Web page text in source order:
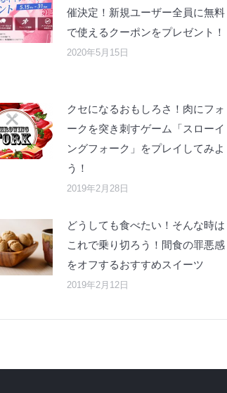
催決定！新規ユーザー全員に無料
で使えるクーポンをプレゼント！
2020年5月15日
クセになるおもしろさ！肉にフォ
ークを突き刺すゲーム「スローイ
ングフォーク」をプレイしてみよ
う！
2019年2月28日
どうしても食べたい！そんな時は
これで乗り切ろう！間食の罪悪感
をオフするおすすめスイーツ
2019年2月12日